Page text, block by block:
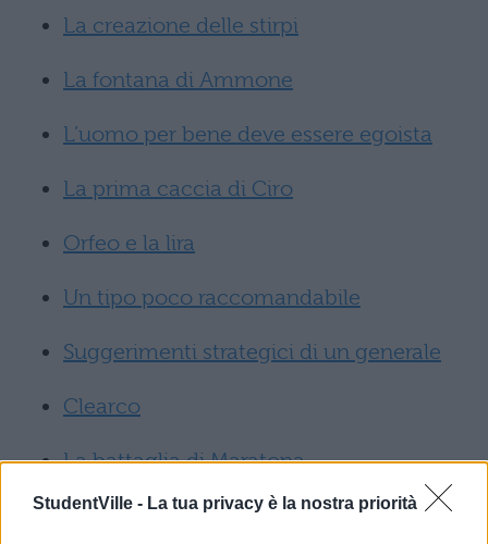
StudentVille - La tua privacy è la nostra priorità
La creazione delle stirpi
La fontana di Ammone
L’uomo per bene deve essere egoista
La prima caccia di Ciro
Orfeo e la lira
Un tipo poco raccomandabile
Suggerimenti strategici di un generale
Clearco
La battaglia di Maratona
Se vuoi allenarti con le tracce degli anni